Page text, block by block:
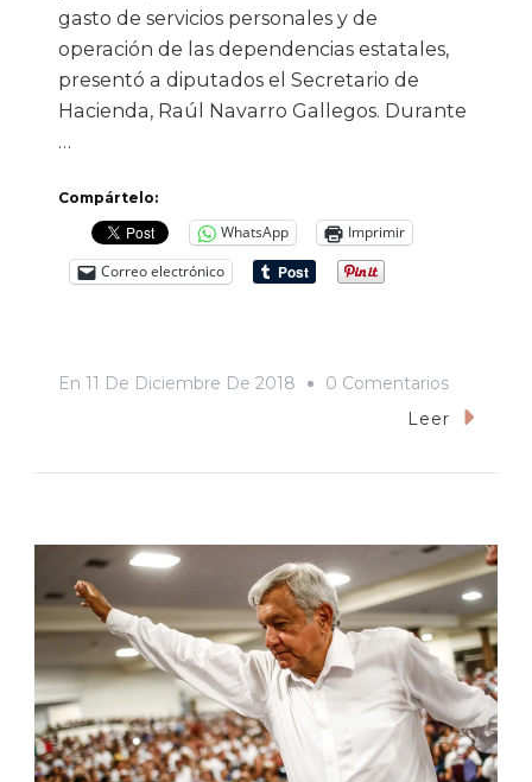
gasto de servicios personales y de
operación de las dependencias estatales,
presentó a diputados el Secretario de
Hacienda, Raúl Navarro Gallegos. Durante
…
Compártelo:
WhatsApp
Imprimir
Correo electrónico
En 11 De Diciembre De 2018 0 ComentariosEn
Para
Sonora
Propone
78%
Para
Desarrollo
Social,
18%
Leer